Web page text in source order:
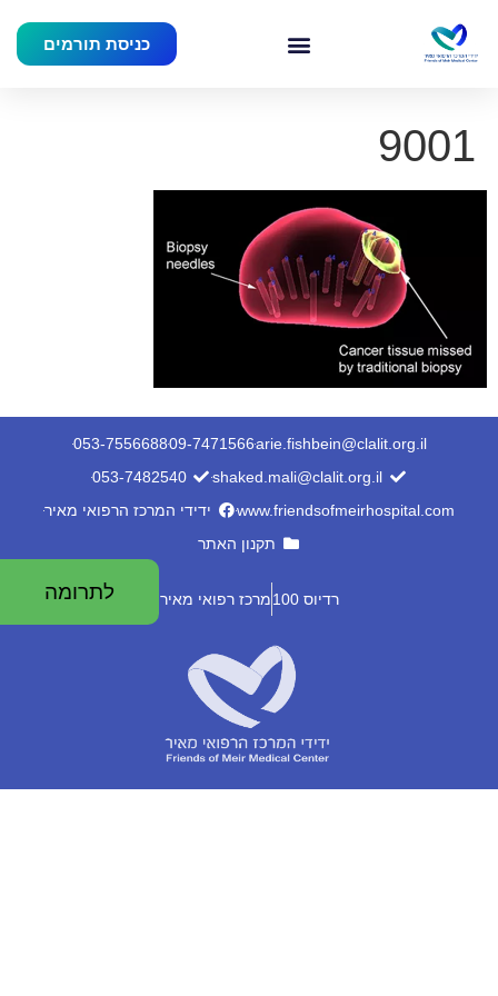
כניסת תורמים
לתרומה
9001
arie.fishbein@clalit.org.il
09-7471566
053-7556688
shaked.mali@clalit.org.il
053-7482540
www.friendsofmeirhospital.com
ידידי המרכז הרפואי מאיר
תקנון האתר
רדיוס 100 מרכז רפואי מאיר